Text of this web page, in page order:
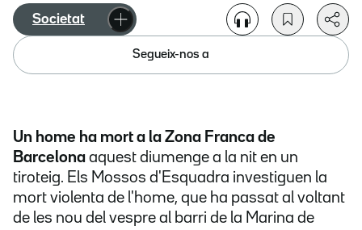
Societat
Segueix-nos a
Un home ha mort a la Zona Franca de
Barcelona aquest diumenge a la nit en un
tiroteig. Els Mossos d'Esquadra investiguen la
mort violenta de l'home, que ha passat al voltant
de les nou del vespre al barri de la Marina de